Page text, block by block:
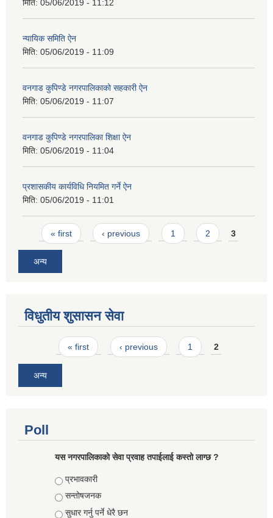
मिति: 05/06/2019 - 11:12
न्यायिक समिति ऐन
मिति: 05/06/2019 - 11:09
वनगाड कुपिण्डे नगरपालिकाको सहकारी ऐन
मिति: 05/06/2019 - 11:07
वनगाड कुपिण्डे नगरपालिका शिक्षा ऐन
मिति: 05/06/2019 - 11:04
प्रशासकीय कार्यविधि नियमित गर्ने ऐन
मिति: 05/06/2019 - 11:01
Pages
« first ‹ previous 1 2 3
अन्य
विधुतीय शुसासन सेवा
Pages« first ‹ previous 1 2
अन्य
Poll
यस नगरपालिकाको सेवा प्रवाह तपाईलाई कस्तो लाग्छ ?
Choices
प्रभावकारी
सन्तोषजनक
सुधार गर्नु पर्ने धेरै छन